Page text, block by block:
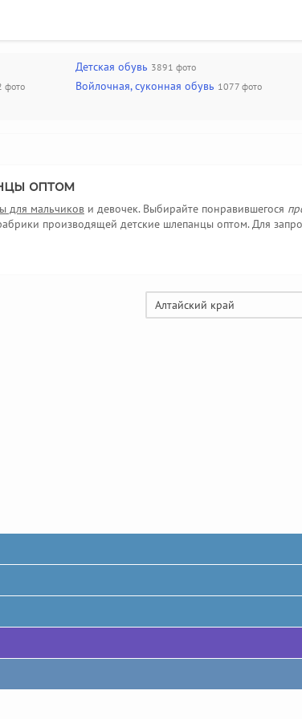
Детская обувь 3891 фото
фото Войлочная, суконная обувь 1077 фото
оптом
для мальчиков и девочек. Выбирайте понравившегося
производящей детские шлепанцы оптом. Для
Алтайский край